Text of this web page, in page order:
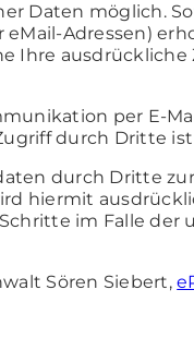
Daten möglich.
Adressen)
Ihre
per E-
durch Dritte
durch Dritte
hiermit
im Falle der
Sören Siebert,